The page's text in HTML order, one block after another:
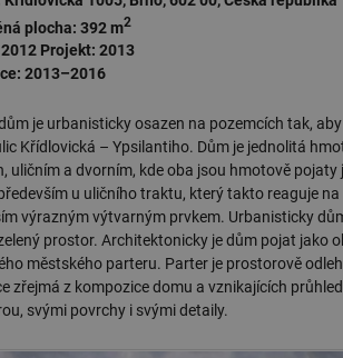
plocha: 392 m2
Projekt: 2013
2013–2016
je urbanisticky osazen na pozemcích tak,
Křídlovická – Ypsilantiho. Dům je jednolitá
uličním a dvorním, kde oba jsou hmotově
u uličního traktu, který takto reaguje
výrazným výtvarným prvkem. Urbanisticky
prostor. Architektonicky je dům pojat jako
městského parteru. Parter je prostorově
zřejmá z kompozice domu a vznikajících
svými povrchy i svými detaily.
id
_dc_gtm_UA-5901706-1
id